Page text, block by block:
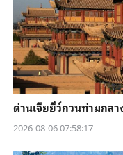
ด่านเจียยี่ว์กวนท่ามกล
2026-08-06 07:58:17